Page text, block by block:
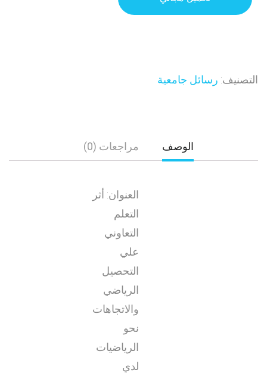
التصنيف: رسائل جامعية
الوصف مراجعات (0)
العنوان: أثر
التعلم
التعاوني
علي
التحصيل
الرياضي
والاتجاهات
نحو
الرياضيات
لدي